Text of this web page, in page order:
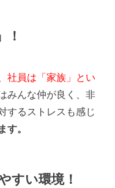
！
社員は「家族」とい
みんな仲が良く、非
するストレスも感じ
す。
すい環境！